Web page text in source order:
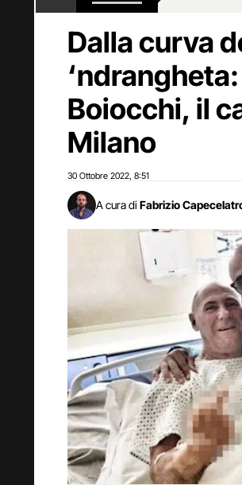
Dalla curva
Boiocchi, il
Milano
30 Ottobre 2022 8:51
A cura di Fabrizio